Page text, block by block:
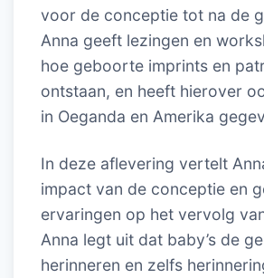
voor de conceptie tot na de
Anna geeft lezingen en
hoe geboorte imprints en
ontstaan, en heeft hierover
in Oeganda en Amerika
In deze aflevering vertelt
impact van de conceptie en
ervaringen op het vervolg
Anna legt uit dat baby’s de
herinneren en zelfs